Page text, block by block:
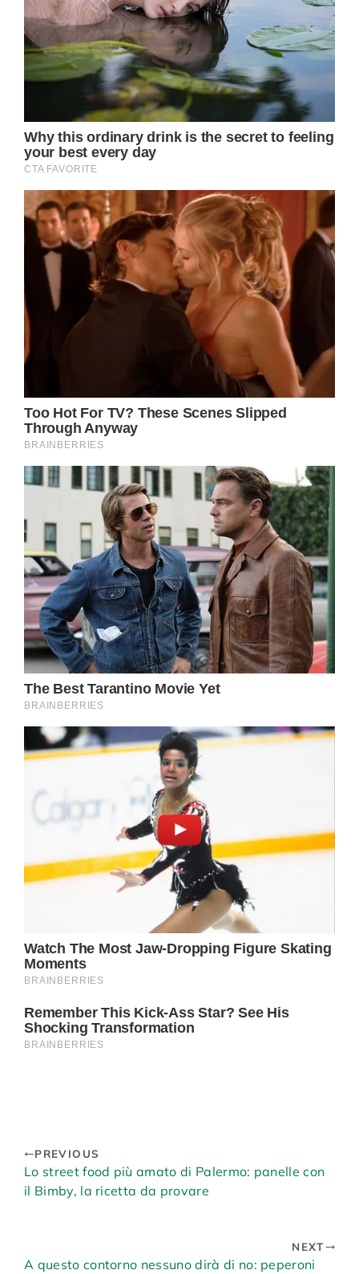
PREVIOUS
Lo street food più amato di Palermo: panelle con
il Bimby, la ricetta da provare
NEXT
A questo contorno nessuno dirà di no: peperoni